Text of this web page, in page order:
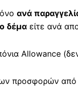
ανά
δέμα είτε ανά
Allowance
προσφορών